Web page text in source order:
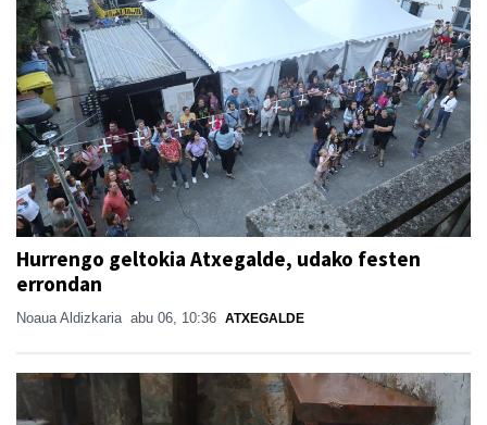
Hurrengo geltokia Atxegalde, udako festen
errondan
Noaua Aldizkaria abu 06, 10:36 ATXEGALDE